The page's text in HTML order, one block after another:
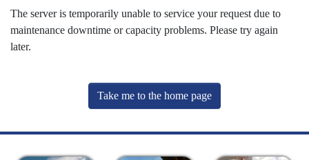
The server is temporarily unable to service your request due to
maintenance downtime or capacity problems. Please try again
later.
Take me to the home page